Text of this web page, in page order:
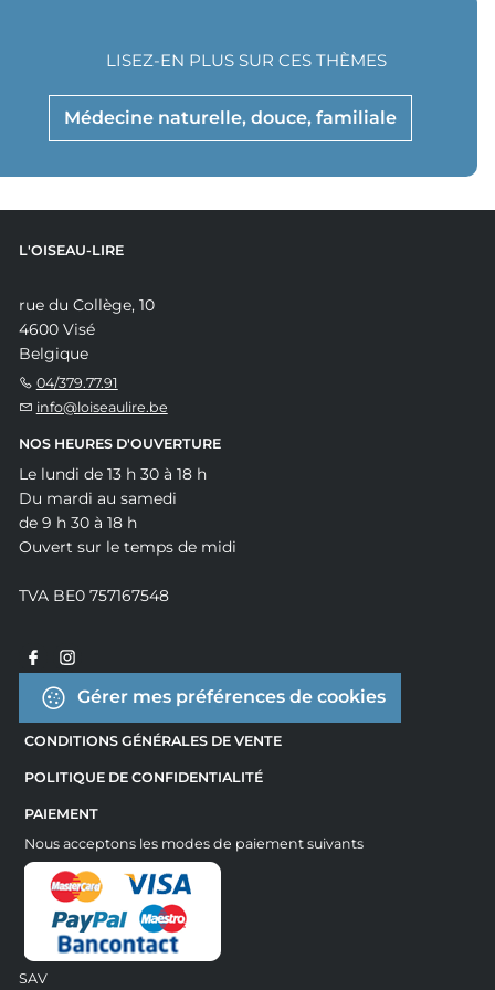
Médecine naturelle, douce, familiale
LISEZ-EN PLUS SUR CES THÈMES
L'OISEAU-LIRE
rue du Collège, 10
4600 Visé
Belgique
04/379.77.91
info@loiseaulire.be
NOS HEURES D'OUVERTURE
Le lundi de 13 h 30 à 18 h
Du mardi au samedi
de 9 h 30 à 18 h
Ouvert sur le temps de midi
TVA BE0 757167548
Gérer mes préférences de cookies
CONDITIONS GÉNÉRALES DE VENTE
POLITIQUE DE CONFIDENTIALITÉ
PAIEMENT
Nous acceptons les modes de paiement suivants
SAV